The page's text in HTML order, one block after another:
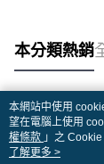
本分類熱銷
熱門標籤
本網站中使用
望在電腦上使用
權條款 」之
用條款之 Cookie
了解更多 >